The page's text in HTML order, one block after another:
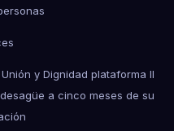
y Dignidad plataforma II
a cinco meses de su